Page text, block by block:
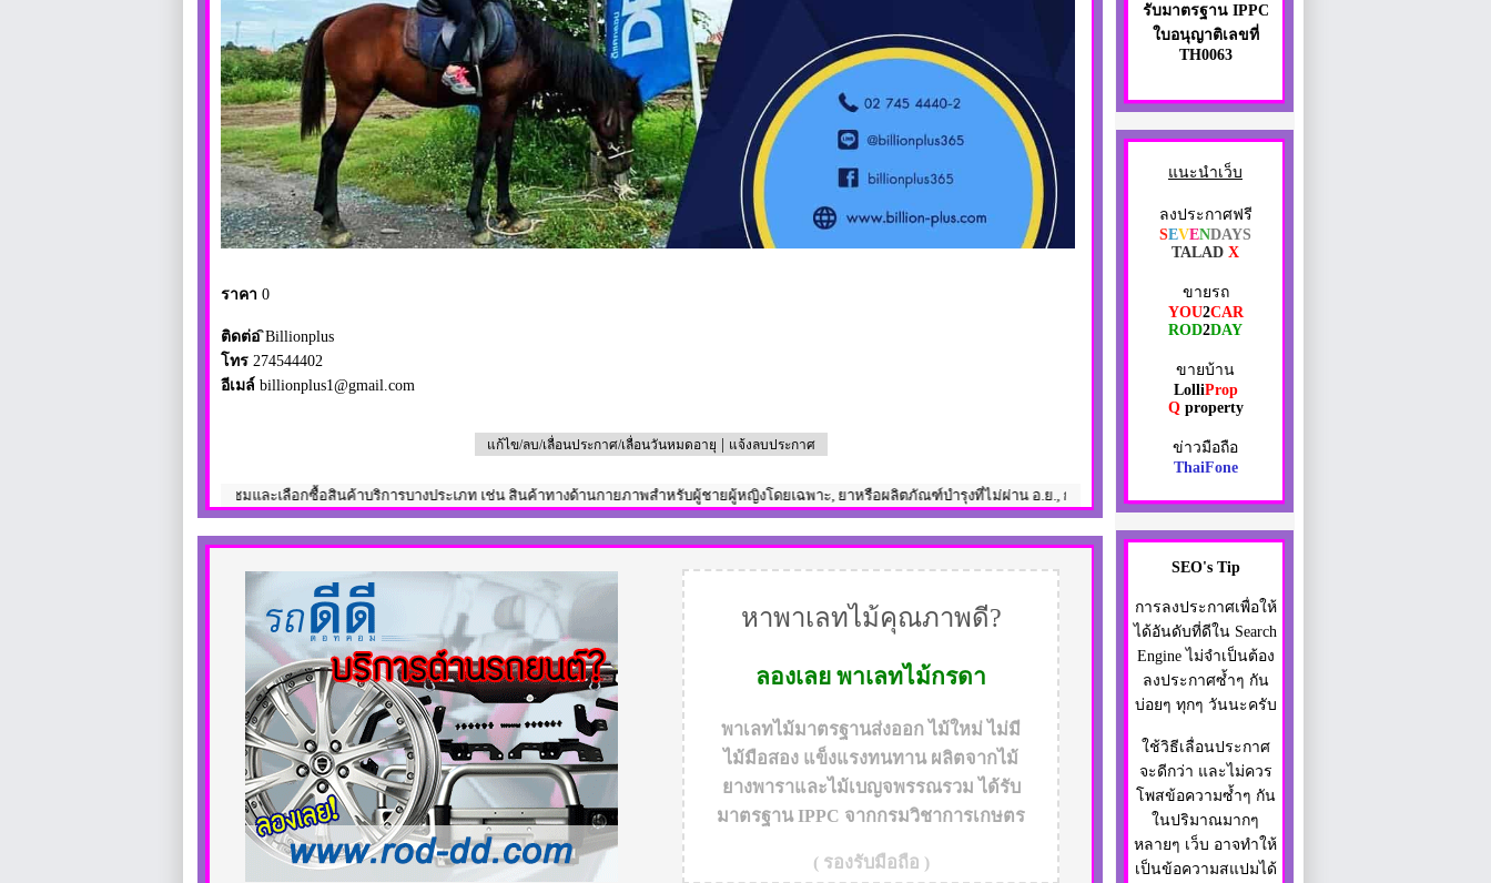
ราคา 0
ติดต่อิBillionplus
โทร 274544402
อีเมล์ billionplus1@gmail.com
แก้ไข/ลบ/เลื่อนประกาศ/เลื่อนวันหมดอายุ แจ้งลบประกาศ
ใช้ความระมัดระวังในการชมและเลือกซื้อสินค้าบริการบางประเภท เช่น สินค้าทางด้านกายภาพสำหรับผู้ชายผู้หญิงโดยเฉพาะ, ยาหรือผลิตภัณฑ์บำรุงที่ไม่ผ่าน อ.ย., การให้เงินกู้โดยคิดดอกเบี้ยแพงเกินจริง, การละเมิดกฎหมายหรือขัดต่อศีลธร
หาพาเลทไม้คุณภาพดี?
ลองเลย พาเลทไม้กรดา
พาเลทไม้มาตรฐานส่งออก ไม้ใหม่ ไม่มี
ไม้มือสอง แข็งแรงทนทาน ผลิตจากไม้
ยางพาราและไม้เบญจพรรณรวม ได้รับ
มาตรฐาน IPPC จากกรมวิชาการเกษตร
( รองรับมือถือ )
รับมาตรฐาน IPPC
ใบอนุญาติเลขที่
TH0063
แนะนำเว็บ
ลงประกาศฟรี
SEVENDAYS
TALAD X
ขายรถ
YOU2CAR
ROD2DAY
ขายบ้าน
LolliProp
Qproperty
ข่าวมือถือ
ThaiFone
SEO's Tip
การลงประกาศเพื่อให้
ได้อันดับที่ดีใน Search
Engine ไม่จำเป็นต้อง
ลงประกาศซ้ำๆ กัน
บ่อยๆ ทุกๆ วันนะครับ
ใช้วิธีเลื่อนประกาศ
จะดีกว่า และไม่ควร
โพสข้อความซ้ำๆ กัน
ในปริมาณมากๆ
หลายๆ เว็บ อาจทำให้
เป็นข้อความสแปมได้